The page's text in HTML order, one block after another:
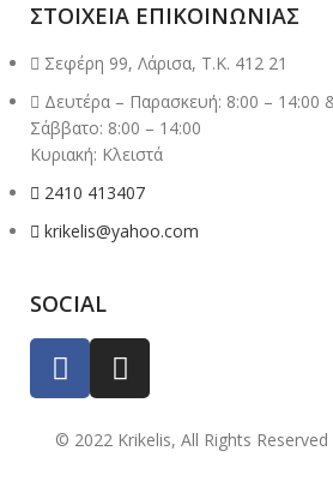
ΣΤΟΙΧΕΙΑ ΕΠΙΚΟΙΝΩΝΙΑΣ
Σεφέρη 99, Λάρισα, Τ.Κ. 412 21
Δευτέρα – Παρασκευή: 8:00 – 14:00
Σάββατο: 8:00 – 14:00
Κυριακή: Κλειστά
2410 413407
krikelis@yahoo.com
SOCIAL
© 2022 Krikelis, All Rights